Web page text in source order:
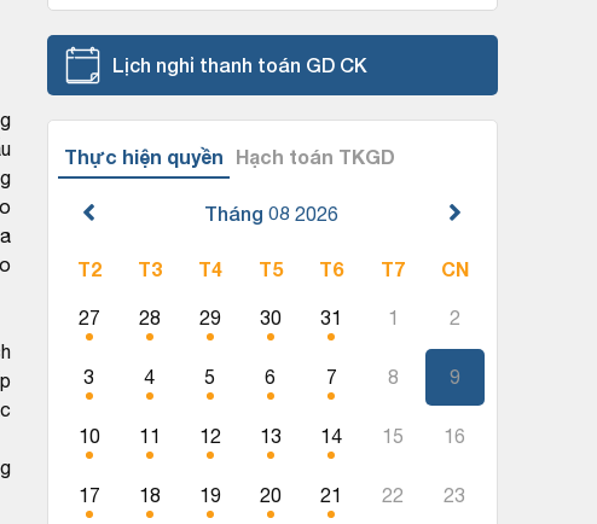
Lịch nghỉ thanh toán GD CK
Thực hiện quyền Hạch toán TKGD
Tháng 08 2026
T2 T3 T4 T5 T6 T7 CN
27 28 29 30 31 1 2
3 4 5 6 7 8 9
10 11 12 13 14 15 16
17 18 19 20 21 22 23